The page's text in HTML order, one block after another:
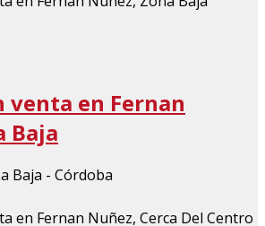
venta en Fernan
Baja
Baja - Córdoba